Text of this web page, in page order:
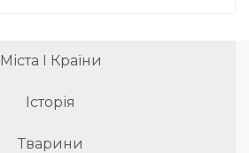
Міста І Країни
Історія
Тварини